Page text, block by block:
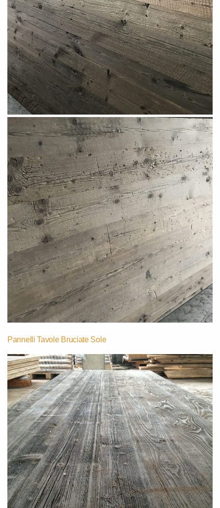
Pannelli Tavole Bruciate Sole